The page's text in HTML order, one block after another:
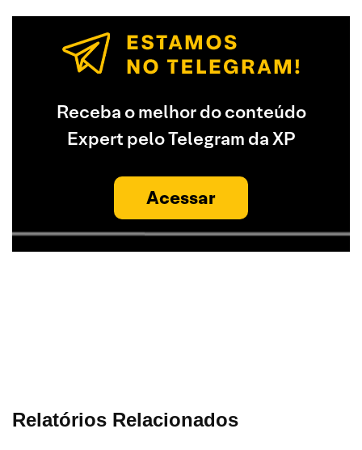
Receba o melhor do conteúdo
Expert pelo Telegram da XP
Acessar
Relatórios Relacionados